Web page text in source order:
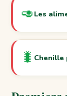
🥑 Les
🐛 Chenille